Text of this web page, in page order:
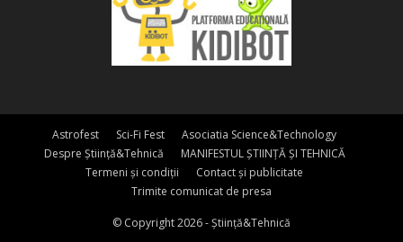
Astrofest Sci-Fi Fest
Asociatia Science&Technology
Despre Știință&Tehnică
MANIFESTUL ȘTIINȚĂ ȘI TEHNICĂ
Termeni și condiții
Contact și publicitate
Trimite comunicat de presa
© Copyright 2026 - Știință&Tehnică